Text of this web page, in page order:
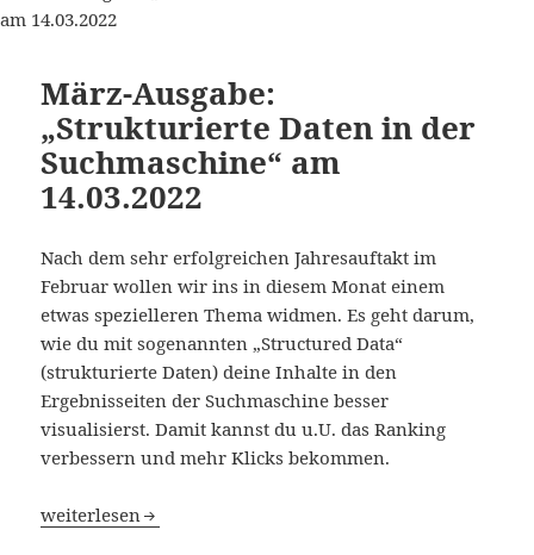
März-Ausgabe:
„Strukturierte Daten in der
Suchmaschine“ am
14.03.2022
Nach dem sehr erfolgreichen Jahresauftakt im
Februar wollen wir ins in diesem Monat einem
etwas spezielleren Thema widmen. Es geht darum,
wie du mit sogenannten „Structured Data“
(strukturierte Daten) deine Inhalte in den
Ergebnisseiten der Suchmaschine besser
visualisierst. Damit kannst du u.U. das Ranking
verbessern und mehr Klicks bekommen.
März-Ausgabe: „Strukturierte Daten in der
weiterlesen